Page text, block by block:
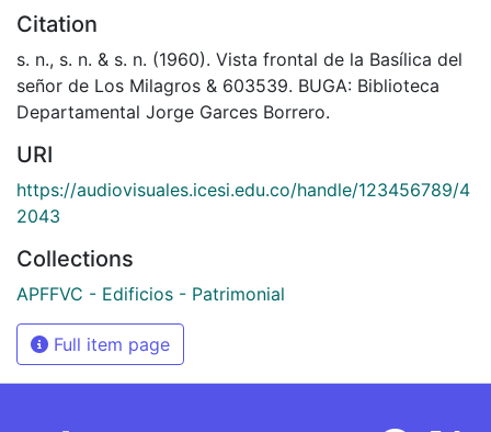
Citation
s. n., s. n. & s. n. (1960). Vista frontal de la Basílica del
señor de Los Milagros & 603539. BUGA: Biblioteca
Departamental Jorge Garces Borrero.
URI
https://audiovisuales.icesi.edu.co/handle/123456789/4
2043
Collections
APFFVC - Edificios - Patrimonial
Full item page